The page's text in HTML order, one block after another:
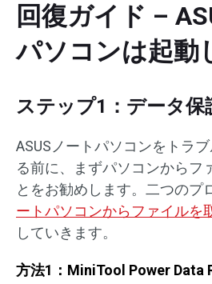
回復ガイド –
パソコンは起動
ステップ1：データ保
ASUSノートパソコンをトラ
る前に、まずパソコンからフ
とをお勧めします。二つのプ
ートパソコンからファイルを
していきます。
方法1：MiniTool Power Data